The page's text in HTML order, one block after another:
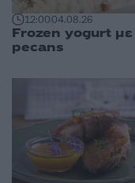
12:0004.08.26
Frozen yogurt
pecans